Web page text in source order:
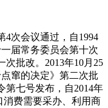
次会议通过，自1994
届常务委员会第十次
批改。2013年10月25
窜的决定》第二次批
第七号发布，自2014年
消费需要采办、利用商